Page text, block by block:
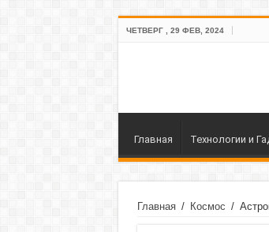
ЧЕТВЕРГ , 29 ФЕВ, 2024
Главная Технологии и
Главная / Космос /